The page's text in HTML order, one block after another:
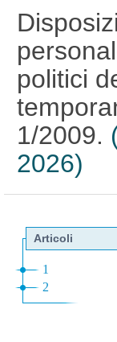
politici
1/2009.
2026)